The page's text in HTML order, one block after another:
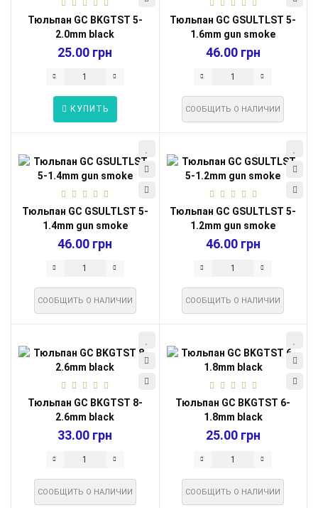
Тюльпан GC BKGTST 5-
2.0mm black
25.00 грн
КУПИТЬ
Тюльпан GC GSULTLST 5-
1.6mm gun smoke
46.00 грн
СООБЩИТЬ О НАЛИЧИИ
Тюльпан GC GSULTLST 5-
1.4mm gun smoke
46.00 грн
СООБЩИТЬ О НАЛИЧИИ
Тюльпан GC GSULTLST 5-
1.2mm gun smoke
46.00 грн
СООБЩИТЬ О НАЛИЧИИ
Тюльпан GC BKGTST 8-
2.6mm black
33.00 грн
СООБЩИТЬ О НАЛИЧИИ
Тюльпан GC BKGTST 6-
1.8mm black
25.00 грн
СООБЩИТЬ О НАЛИЧИИ